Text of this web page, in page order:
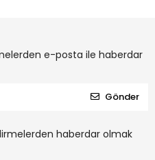
e-posta ile haberdar
Gönder
haberdar olmak